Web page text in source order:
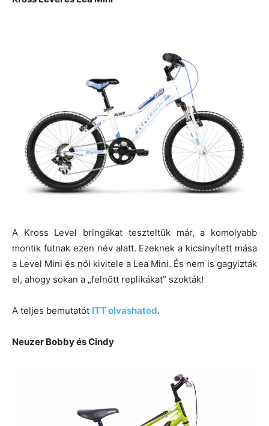
A Kross Level bringákat teszteltük már, a komolyabb
montik futnak ezen név alatt. Ezeknek a kicsinyített mása
a Level Mini és női kivitele a Lea Mini. És nem is gagyizták
el, ahogy sokan a „felnőtt replikákat” szokták!
A teljes bemutatót ITT olvashatod.
Neuzer Bobby és Cindy